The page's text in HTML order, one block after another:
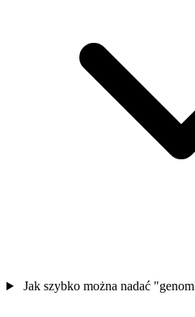
Jak szybko można nadać